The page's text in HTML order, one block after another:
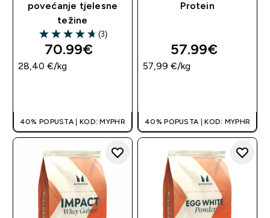
povećanje tjelesne
težine
4.67 out of 5 stars
(3)
70.99€‎
28,40 €‎/kg
40% POPUSTA | KOD: MYPHR
Protein
57.99€‎
57,99 €‎/kg
40% POPUSTA | KOD: MYPHR